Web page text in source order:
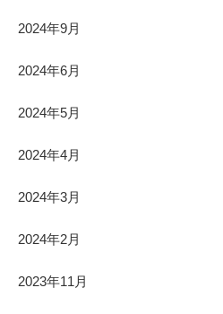
2024年9月
2024年6月
2024年5月
2024年4月
2024年3月
2024年2月
2023年11月